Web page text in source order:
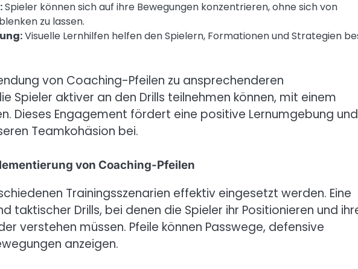
Spieler können sich auf ihre Bewegungen konzentrieren, ohne sich von
zu lassen.
Visuelle Lernhilfen helfen den Spielern, Formationen und Strategien
von Coaching-Pfeilen zu ansprechenderen
Spieler aktiver an den Drills teilnehmen können, mit einem
Dieses Engagement fördert eine positive Lernumgebung und
Teamkohäsion bei.
von Coaching-Pfeilen
Trainingsszenarien effektiv eingesetzt werden. Eine
taktischer Drills, bei denen die Spieler ihr Positionieren und
verstehen müssen. Pfeile können Passwege, defensive
anzeigen.